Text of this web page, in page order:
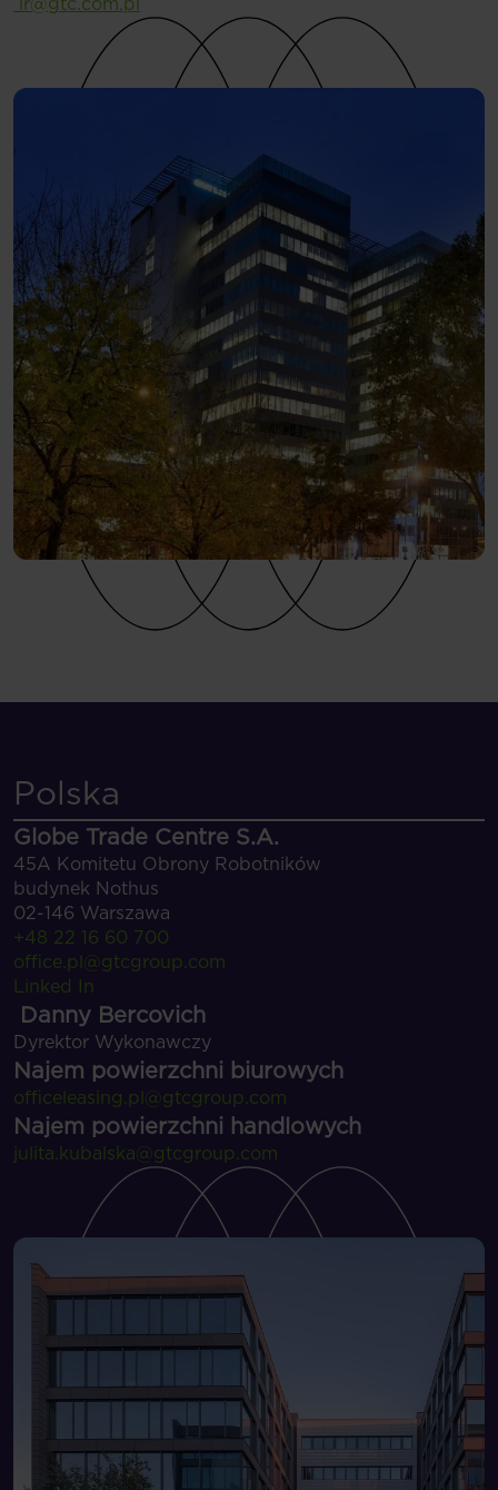
Polska
Globe Trade Centre S.A.
45A Komitetu Obrony Robotników
budynek Nothus
02-146 Warszawa
+48 22 16 60 700
office.pl@gtcgroup.com
Linked In
Danny Bercovich
Dyrektor Wykonawczy
Najem powierzchni biurowych
officeleasing.pl@gtcgroup.com
Najem powierzchni handlowych
julita.kubalska@gtcgroup.com